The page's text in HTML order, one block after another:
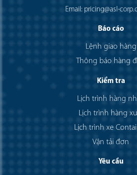
Email: pricing@asl-
Báo cáo
Lệnh giao hàng
Thông báo hàng
Kiểm tra
Lịch trình hàng
Lịch trình hàng
Lịch trình xe
Vận tải đơn
Yêu cầu